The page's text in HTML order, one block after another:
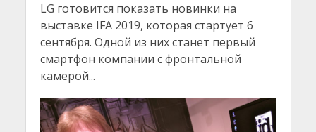
LG готовится показать новинки на
выставке IFA 2019, которая стартует 6
сентября. Одной из них станет первый
смартфон компании с фронтальной
камерой...